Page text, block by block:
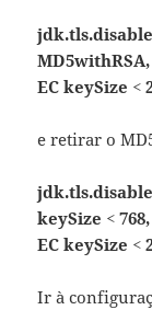
EC keySize <
e retirar o
keySize <
EC keySize <
Ir à